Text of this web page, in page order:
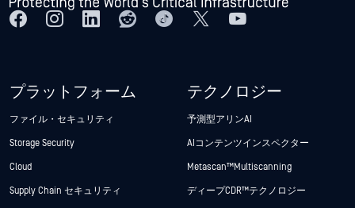
プラットフォーム
ファイル・セキュリティ
Storage Security
Cloud
Supply Chain セキュリティ
テクノロジー
予測型アリンAI
AIコンテンツインスペクター
Metascan™ Multiscanning
ディープCDR™テクノロジー